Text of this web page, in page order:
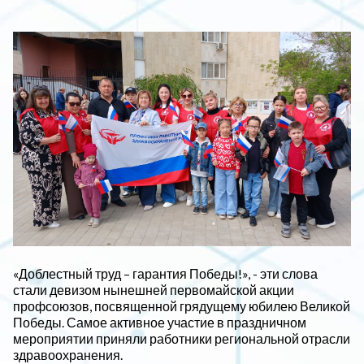
«Доблестный труд – гарантия Победы!», - эти слова
стали девизом нынешней первомайской акции
профсоюзов, посвященной грядущему юбилею Великой
Победы. Самое активное участие в праздничном
мероприятии приняли работники региональной отрасли
здравоохранения.